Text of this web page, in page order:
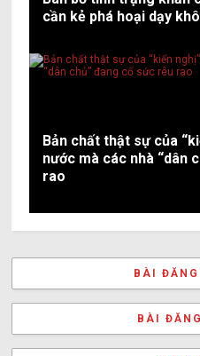
cần kẻ phá hoại dạy
Bản chất thật sự của
nước mà các nhà “dân
rao
BÀI ĐĂNG
BÀI